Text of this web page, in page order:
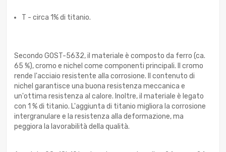
T - circa 1% di titanio.
Secondo GOST-5632, il materiale è composto da ferro (ca.
65 %), cromo e nichel come componenti principali. Il cromo
rende l'acciaio resistente alla corrosione. Il contenuto di
nichel garantisce una buona resistenza meccanica e
un'ottima resistenza al calore. Inoltre, il materiale è legato
con 1 % di titanio. L'aggiunta di titanio migliora la corrosione
intergranulare e la resistenza alla deformazione, ma
peggiora la lavorabilità della qualità.